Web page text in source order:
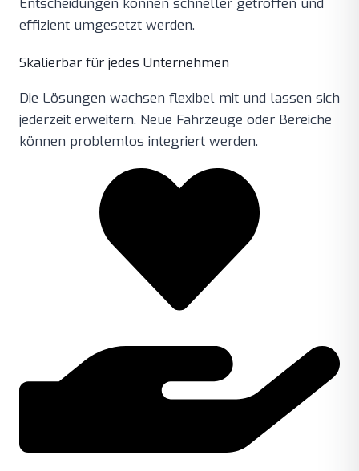
effizient umgesetzt werden.
Skalierbar für jedes Unternehmen
Die Lösungen wachsen flexibel mit und lassen sich
jederzeit erweitern. Neue Fahrzeuge oder Bereiche
können problemlos integriert werden.